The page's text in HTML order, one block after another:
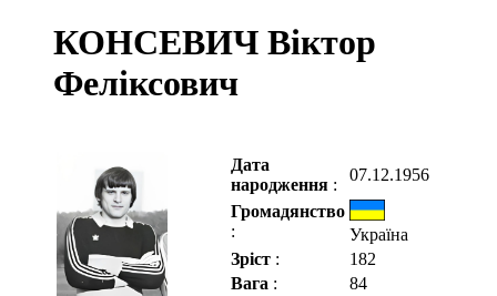
КОНСЕВИЧ Віктор
Феліксович
Дата
народження :
07.12.1956
Громадянство
:
Україна
Зріст :
182
Вага :
84